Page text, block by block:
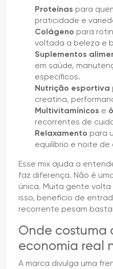
Proteínas para
praticidade e
Colágeno para
voltada a beleza e
Suplementos
em saúde,
específicos.
Nutrição esportiva
creatina,
Multivitamínicos e
recorrentes de
Relaxamento para
equilíbrio e noite de
Esse mix ajuda a
faz diferença. Não é
única. Muita gente
isso, benefício de
recorrente pesam
Onde costuma
economia real
A marca divulga uma